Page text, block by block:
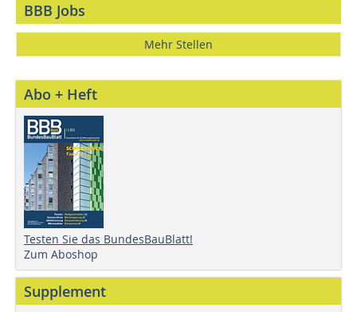
BBB Jobs
Mehr Stellen
Abo + Heft
Testen Sie das BundesBauBlatt!
Zum Aboshop
Supplement